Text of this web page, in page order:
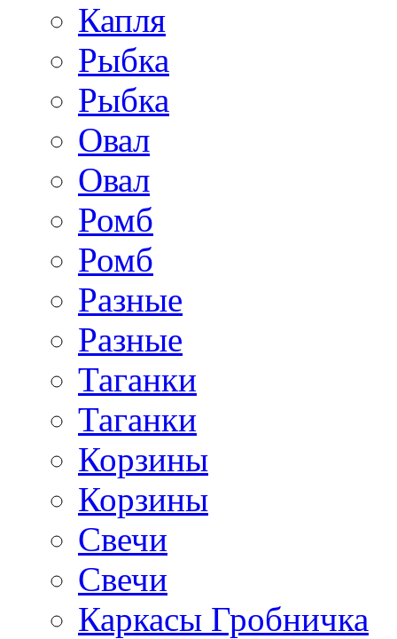
Капля
Рыбка
Рыбка
Овал
Овал
Ромб
Ромб
Разные
Разные
Таганки
Таганки
Корзины
Корзины
Свечи
Свечи
Каркасы Гробничка